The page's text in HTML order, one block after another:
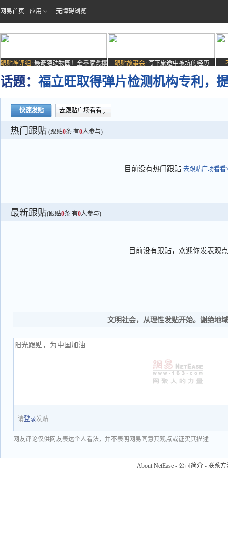
网易首页 应用 无障碍浏览
跟贴神评组: 最奇葩动物园！全靠家禽撑
场子
跟贴故事会: 写下旅途中被坑的经历
话题： 福立旺取得弹片检测机构专利，
快速发贴 去跟贴广场看看
热门跟贴 (跟贴0条 有0人参与)
目前没有热门跟贴 去跟贴广场看看
最新跟贴(跟贴0条 有0人参与)
目前没有跟贴，欢迎你发表观点
文明社会，从理性发贴开始。谢绝地
请登录发贴
网友评论仅供网友表达个人看法，并不表明网易同意其观点或证实其描述
About NetEase - 公司简介 - 联系方